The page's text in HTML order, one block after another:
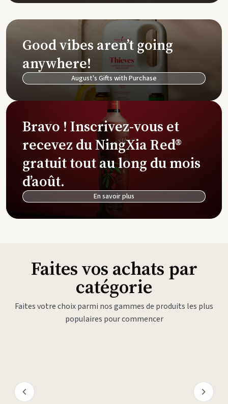
Good vibes aren’t going
anywhere!
August's Gifts with Purchase
Bravo ! Inscrivez-vous et
recevez du NingXia Red®
gratuit tout au long du mois
d’août.
En savoir plus
Faites vos achats par
catégorie
Faites votre choix parmi nos gammes de produits les plus
populaires pour commencer